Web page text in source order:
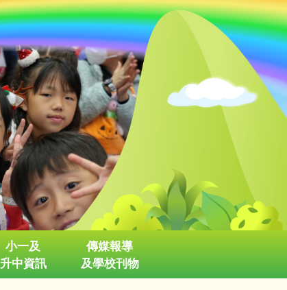
小一及
升中資訊
傳媒報導
及學校刊物